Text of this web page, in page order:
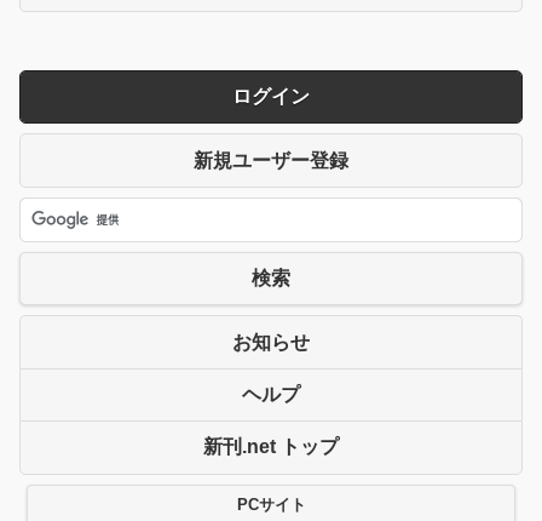
ログイン
新規ユーザー登録
検索
お知らせ
ヘルプ
新刊.net トップ
PCサイト